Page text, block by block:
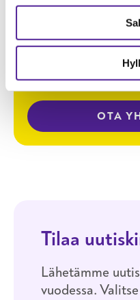
i
OTA
Tilaa
Lähetämme
vuodessa.